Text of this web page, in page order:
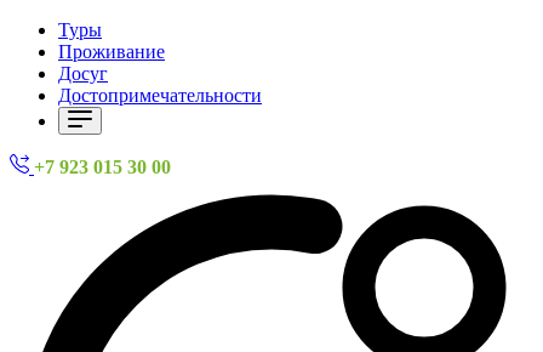
Туры
Проживание
Досуг
Достопримечательности
+7 923 015 30 00